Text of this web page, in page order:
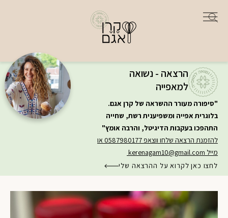
הרצאה - נשואה
למאפייה
"סיפורה מעורר ההשראה של קרן אגם.
בלוגרית אפייה ומשפיענית רשת, שחייה
התהפכו בעקבות הדיגיטל, והרבה אומץ"
להזמנת הרצאה שלחו ווצאפ 0587980177 או
מייל kerenagam10@gmail.com
לחצו כאן לקרוא על ההרצאה שלי